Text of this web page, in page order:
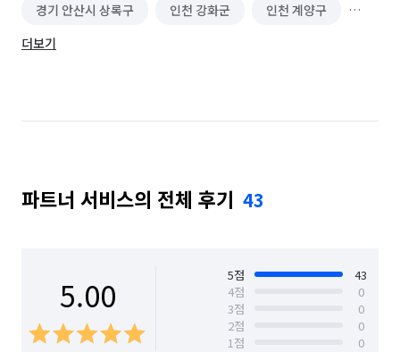
경기 안산시 상록구 인천 강화군 인천 계양구
인천 남구
인천 옹진군 인천 중구 경기 부천시 소사구
더보기
파트너 서비스의 전체 후기 43
5.00 5점
43
4점
0
3점
0
2점
0
1점
0